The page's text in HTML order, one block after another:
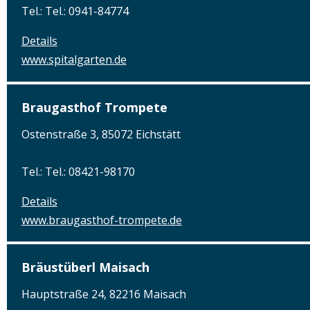
Tel.: Tel.: 0941-84774
Details
www.spitalgarten.de
Braugasthof Trompete
Ostenstraße 3, 85072 Eichstätt
Tel.: Tel.: 08421-98170
Details
www.braugasthof-trompete.de
Bräustüberl Maisach
Hauptstraße 24, 82216 Maisach